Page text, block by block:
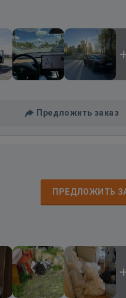
Предложить заказ
ПРЕДЛОЖИТЬ